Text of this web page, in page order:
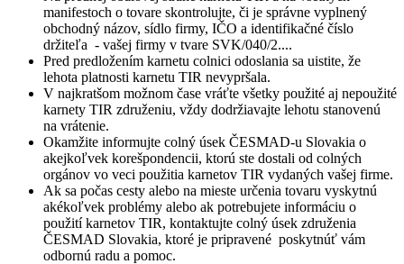
manifestoch o tovare skontrolujte, či je správne vyplnený
obchodný názov, sídlo firmy, IČO a identifikačné číslo
držiteľa - vašej firmy v tvare SVK/040/2....
Pred predložením karnetu colnici odoslania sa uistite, že
lehota platnosti karnetu TIR nevypršala.
V najkratšom možnom čase vráťte všetky použité aj nepoužité
karnety TIR združeniu, vždy dodržiavajte lehotu stanovenú
na vrátenie.
Okamžite informujte colný úsek ČESMAD-u Slovakia o
akejkoľvek korešpondencii, ktorú ste dostali od colných
orgánov vo veci použitia karnetov TIR vydaných vašej firme.
Ak sa počas cesty alebo na mieste určenia tovaru vyskytnú
akékoľvek problémy alebo ak potrebujete informáciu o
použití karnetov TIR, kontaktujte colný úsek združenia
ČESMAD Slovakia, ktoré je pripravené poskytnúť vám
odbornú radu a pomoc.